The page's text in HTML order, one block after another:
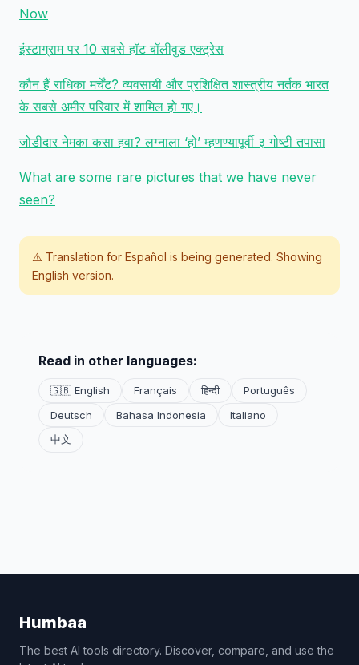
Now
इंस्टाग्राम पर 10 सबसे हॉट बॉलीवुड एक्ट्रेस
कौन हैं राधिका मर्चेंट? व्यवसायी और प्रशिक्षित शास्त्रीय नर्तक भारत
के सबसे अमीर परिवार में शामिल हो गए।
जोडीदार नेमका कसा हवा? लग्नाला ‘हो’ म्हणण्यापूर्वी ३ गोष्टी तपासा
What are some rare pictures that we have never
seen?
⚠️ Translation for Español is being generated. Showing
English version.
Read in other languages:
🇬🇧 English Français हिन्दी
Português
Deutsch
Bahasa Indonesia
Italiano
中文
Humbaa
The best AI tools directory. Discover, compare, and use the